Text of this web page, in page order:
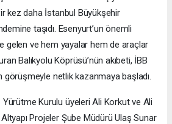
kez daha İstanbul Büyükşehir
taşıdı. Esenyurt’un önemli
gelen ve hem yayalar hem de araçlar
Balıkyolu Köprüsü’nün akıbeti, İBB
görüşmeyle netlik kazanmaya başladı.
Kurulu üyeleri Ali Korkut ve Ali
Projeler Şube Müdürü Ulaş Sunar